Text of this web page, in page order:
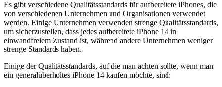
Es gibt verschiedene Qualitätsstandards für aufbereitete iPhones, die
von verschiedenen Unternehmen und Organisationen verwendet
werden. Einige Unternehmen verwenden strenge Qualitätsstandards,
um sicherzustellen, dass jedes aufbereitete iPhone 14 in
einwandfreiem Zustand ist, während andere Unternehmen weniger
strenge Standards haben.
Einige der Qualitätsstandards, auf die man achten sollte, wenn man
ein generalüberholtes iPhone 14 kaufen möchte, sind: